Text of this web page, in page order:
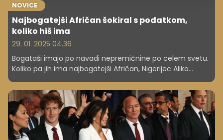
NOVICE
Najbogatejši Afričan šokiral s podatkom,
koliko hiš ima
29. 01. 2025 04.36
Bogataši imajo po navadi nepremičnine po celem svetu.
Koliko pa jih ima najbogatejši Afričan, Nigerijec Aliko